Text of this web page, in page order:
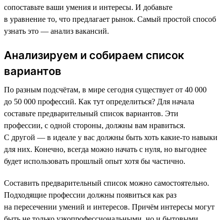
сопоставьте ваши умения и интересы. И добавьте
в уравнение то, что предлагает рынок. Самый простой способ
узнать это — анализ вакансий.
Анализируем и собираем список
вариантов
По разным подсчётам, в мире сегодня существует от 40 000
до 50 000 профессий. Как тут определиться? Для начала
составьте предварительный список вариантов. Эти
профессии, с одной стороны, должны вам нравиться.
С другой — в идеале у вас должны быть хоть какие-то навыки
для них. Конечно, всегда можно начать с нуля, но выгоднее
будет использовать прошлый опыт хотя бы частично.
Составить предварительный список можно самостоятельно.
Подходящие профессии должны появиться как раз
на пересечении умений и интересов. Причём интересы могут